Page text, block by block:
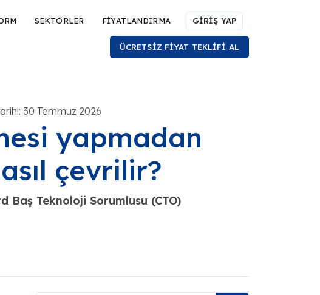
SEKTÖRLER FİYATLANDIRMA GİRİŞ YAP
ÜCRETSİZ FİYAT TEKLİFİ AL
30 Temmuz 2026
yapmadan
çevrilir?
Baş Teknoloji Sorumlusu (CTO)